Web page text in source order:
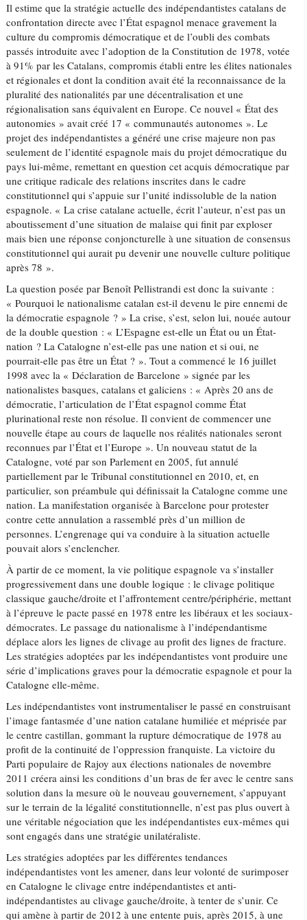
Il estime que la stratégie actuelle des indépendantistes catalans de
confrontation directe avec l’État espagnol menace gravement la
culture du compromis démocratique et de l’oubli des combats
passés introduite avec l’adoption de la Constitution de 1978, votée
à 91% par les Catalans, compromis établi entre les élites nationales
et régionales et dont la condition avait été la reconnaissance de la
pluralité des nationalités par une décentralisation et une
régionalisation sans équivalent en Europe. Ce nouvel « État des
autonomies » avait créé 17 « communautés autonomes ». Le
projet des indépendantistes a généré une crise majeure non pas
seulement de l’identité espagnole mais du projet démocratique du
pays lui-même, remettant en question cet acquis démocratique par
une critique radicale des relations inscrites dans le cadre
constitutionnel qui s’appuie sur l’unité indissoluble de la nation
espagnole. « La crise catalane actuelle, écrit l’auteur, n’est pas un
aboutissement d’une situation de malaise qui finit par exploser
mais bien une réponse conjoncturelle à une situation de consensus
constitutionnel qui aurait pu devenir une nouvelle culture politique
après 78 ».
La question posée par Benoît Pellistrandi est donc la suivante :
« Pourquoi le nationalisme catalan est-il devenu le pire ennemi de
la démocratie espagnole ? » La crise, s’est, selon lui, nouée autour
de la double question : « L’Espagne est-elle un État ou un État-
nation ? La Catalogne n’est-elle pas une nation et si oui, ne
pourrait-elle pas être un État ? ». Tout a commencé le 16 juillet
1998 avec la « Déclaration de Barcelone » signée par les
nationalistes basques, catalans et galiciens : « Après 20 ans de
démocratie, l’articulation de l’État espagnol comme État
plurinational reste non résolue. Il convient de commencer une
nouvelle étape au cours de laquelle nos réalités nationales seront
reconnues par l’État et l’Europe ». Un nouveau statut de la
Catalogne, voté par son Parlement en 2005, fut annulé
partiellement par le Tribunal constitutionnel en 2010, et, en
particulier, son préambule qui définissait la Catalogne comme une
nation. La manifestation organisée à Barcelone pour protester
contre cette annulation a rassemblé près d’un million de
personnes. L’engrenage qui va conduire à la situation actuelle
pouvait alors s’enclencher.
À partir de ce moment, la vie politique espagnole va s’installer
progressivement dans une double logique : le clivage politique
classique gauche/droite et l’affrontement centre/périphérie, mettant
à l’épreuve le pacte passé en 1978 entre les libéraux et les sociaux-
démocrates. Le passage du nationalisme à l’indépendantisme
déplace alors les lignes de clivage au profit des lignes de fracture.
Les stratégies adoptées par les indépendantistes vont produire une
série d’implications graves pour la démocratie espagnole et pour la
Catalogne elle-même.
Les indépendantistes vont instrumentaliser le passé en construisant
l’image fantasmée d’une nation catalane humiliée et méprisée par
le centre castillan, gommant la rupture démocratique de 1978 au
profit de la continuité de l’oppression franquiste. La victoire du
Parti populaire de Rajoy aux élections nationales de novembre
2011 créera ainsi les conditions d’un bras de fer avec le centre sans
solution dans la mesure où le nouveau gouvernement, s’appuyant
sur le terrain de la légalité constitutionnelle, n’est pas plus ouvert à
une véritable négociation que les indépendantistes eux-mêmes qui
sont engagés dans une stratégie unilatéraliste.
Les stratégies adoptées par les différentes tendances
indépendantistes vont les amener, dans leur volonté de surimposer
en Catalogne le clivage entre indépendantistes et anti-
indépendantistes au clivage gauche/droite, à tenter de s’unir. Ce
qui amène à partir de 2012 à une entente puis, après 2015, à une